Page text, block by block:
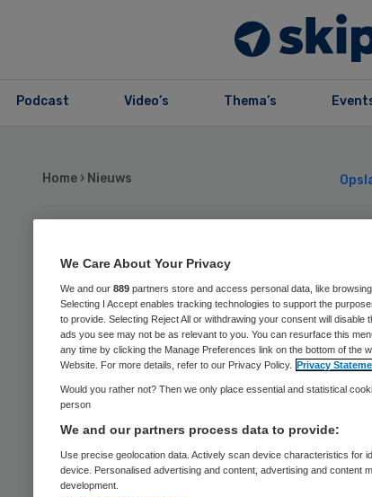
Podcast Video’s Thema’s
Home › Nieuws
Sint
sluit ook
met Menzis
We Care About Your Privacy
We and our 889 partners store and access personal data, like
Selecting I Accept enables tracking technologies to support the
to provide. Selecting Reject All or withdrawing your consent will
ads you see may not be as relevant to you. You can resurface this
any time by clicking the Manage Preferences link on the bottom of the
Website. For more details, refer to our Privacy Policy.
Privacy
Would you rather not? Then we only place essential and statistical
person
We and our partners process data to provide:
Use precise geolocation data. Actively scan device characteristics for
device. Personalised advertising and content, advertising and content
development.